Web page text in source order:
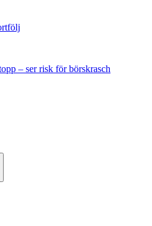
– ser risk för börskrasch